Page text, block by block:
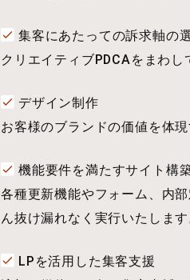
集客にあたっての訴求軸の
クリエイティブPDCAをまわ
デザイン制作
お客様のブランドの価値を体
機能要件を満たすサイト構
各種更新機能やフォーム、内
ん抜け漏れなく実行いたします
LPを活用した集客支援